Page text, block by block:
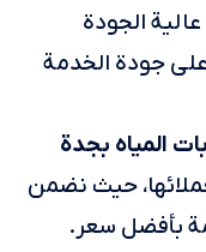
الجودة
جودة الخدمة
المياه بجدة
حيث نضمن
بأفضل سعر.